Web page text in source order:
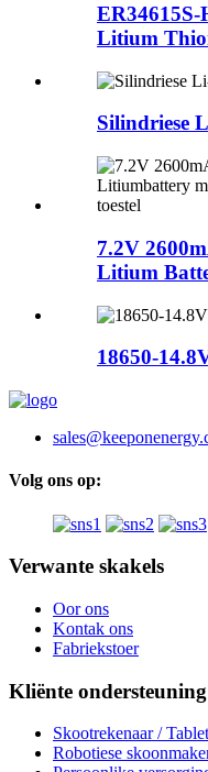
Litium
Silindriese
7.2V
Litium
18650-
Volg ons op:
Verwante skakels
Oor ons
Kontak ons
Fabriekstoer
Kliënte ondersteuning
Skootrekenaar /
Robotiese